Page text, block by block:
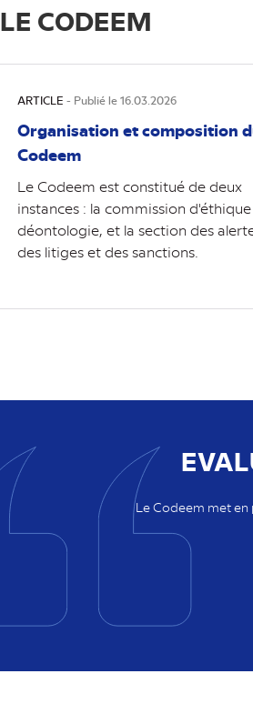
LE CODEEM
ARTICLE - Publié le 16.03.2026
Organisation et composition
Codeem
Le Codeem est constitué de deux
instances : la commission
déontologie, et la section des
des litiges et des sanctions.
Le Codeem met en